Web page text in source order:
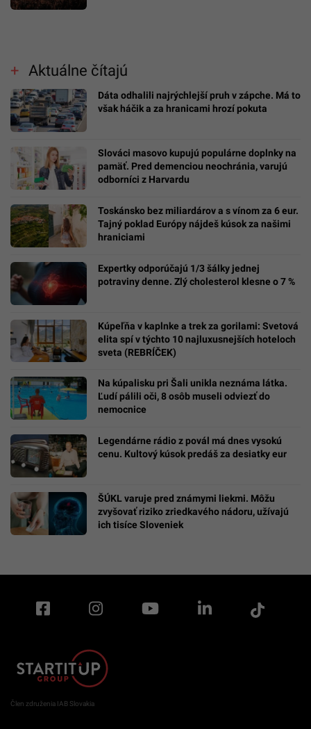
Aktuálne čítajú
Dáta odhalili najrýchlejší pruh v zápche. Má to
však háčik a za hranicami hrozí pokuta
Slováci masovo kupujú populárne doplnky na
pamäť. Pred demenciou neochránia, varujú
odborníci z Harvardu
Toskánsko bez miliardárov a s vínom za 6 eur.
Tajný poklad Európy nájdeš kúsok za našimi
hraniciami
Expertky odporúčajú 1/3 šálky jednej
potraviny denne. Zlý cholesterol klesne o 7 %
Kúpeľňa v kaplnke a trek za gorilami: Svetová
elita spí v týchto 10 najluxusnejších hoteloch
sveta (REBRÍČEK)
Na kúpalisku pri Šali unikla neznáma látka.
Ľudí pálili oči, 8 osôb museli odviezť do
nemocnice
Legendárne rádio z povál má dnes vysokú
cenu. Kultový kúsok predáš za desiatky eur
ŠÚKL varuje pred známymi liekmi. Môžu
zvyšovať riziko zriedkavého nádoru, užívajú
ich tisíce Sloveniek
Člen združenia IAB Slovakia